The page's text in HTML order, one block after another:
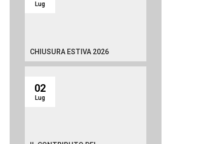
Lug
CHIUSURA ESTIVA 2026
02
Lug